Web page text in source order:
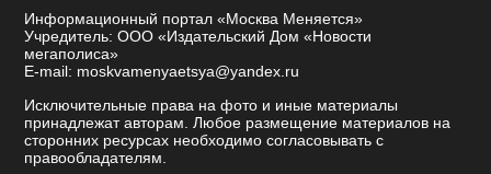
Информационный портал «Москва Меняется»
Учредитель: ООО «Издательский Дом «Новости
мегаполиса»
E-mail: moskvamenyaetsya@yandex.ru
Исключительные права на фото и иные материалы
принадлежат авторам. Любое размещение материалов на
сторонних ресурсах необходимо согласовывать с
правообладателям.